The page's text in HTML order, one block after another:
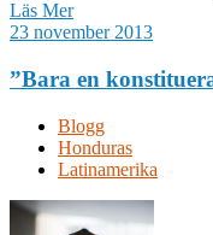
Läs Mer
23 november 2013
”Bara en
Blogg
Honduras
Latinamerika